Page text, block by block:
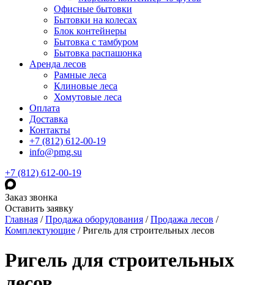
Офисные бытовки
Бытовки на колесах
Блок контейнеры
Бытовка с тамбуром
Бытовка распашонка
Аренда лесов
Рамные леса
Клиновые леса
Хомутовые леса
Оплата
Доставка
Контакты
+7 (812) 612-00-19
info@pmg.su
+7 (812) 612-00-19
Заказ звонка
Оставить заявку
Главная /Продажа оборудования /Продажа лесов /
Комплектующие /Ригель для строительных лесов
Ригель для строительных